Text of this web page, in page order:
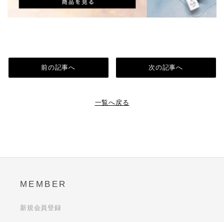
前の記事へ
一覧へ戻る
次の記事へ
MEMBER
新規会員登録